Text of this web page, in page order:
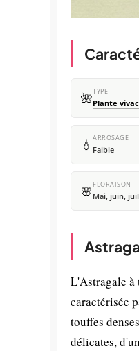
🌺TYPE
Plante
💧 ARROSAGE
Faible
🌸 FLORAISON
Mai, juin,
L'Astragale à
caractérisée
touffes
délicates,